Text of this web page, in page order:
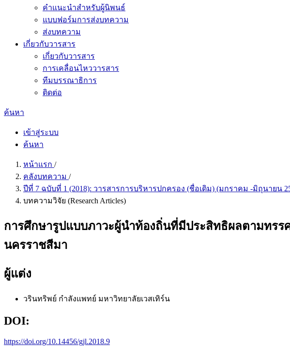
คำแนะนำสำหรับผู้นิพนธ์
แบบฟอร์มการส่งบทความ
ส่งบทความ
เกี่ยวกับวารสาร
เกี่ยวกับวารสาร
การเคลื่อนไหววารสาร
ทีมบรรณาธิการ
ติดต่อ
ค้นหา
เข้าสู่ระบบ
ค้นหา
หน้าแรก /
คลังบทความ /
ปีที่ 7 ฉบับที่ 1 (2018): วารสารการบริหารปกครอง (ชื่อเดิม) (มกราคม -มิถุนายน
บทความวิจัย (Research Articles)
การศึกษารูปแบบภาวะผู้นำท้องถิ่นที่มีประสิทธิผลตามทร
นครราชสีมา
ผู้แต่ง
วรินทริพย์ กำลังแพทย์ มหาวิทยาลัยเวสเทิร์น
DOI:
https://doi.org/10.14456/gjl.2018.9